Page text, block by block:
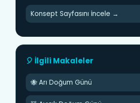
Konsept Sayfasını İncele →
🎈 İlgili Makaleler
🐝 Arı Doğum Günü